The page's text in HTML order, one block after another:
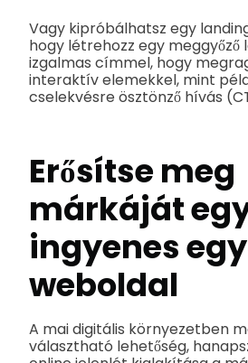
Vagy kipróbálhatsz egy
hogy létrehozz egy meggyőző
izgalmas címmel, hogy
interaktív elemekkel, mint
cselekvésre ösztönző hívás
Erősítse meg
márkáját
ingyenes
weboldal
A mai digitális környezetben
választható lehetőség,